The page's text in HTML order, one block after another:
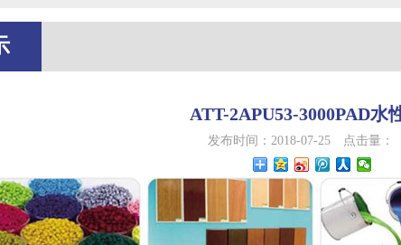
ATT-2APU53-3000PAD水
发布时间：2018-07-25 点击量：